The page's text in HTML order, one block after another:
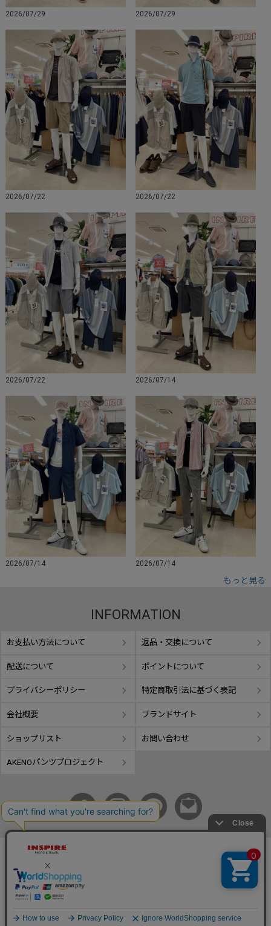
2026/07/29 2026/07/29
2026/07/22 2026/07/22
2026/07/22 2026/07/14
2026/07/14 2026/07/14
もっと見る
INFORMATION
お支払い方法について 返品・交換について
配送について ポイントについて
プライバシーポリシー 特定商取引法に基づく表記
会社概要 ブランドサイト
ショップリスト お問い合わせ
AKENOパンツプロジェクト
copyright © GIFUTAKE All rights reserved.